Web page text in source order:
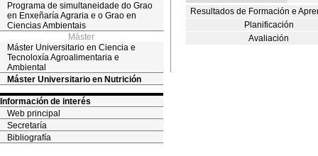
Programa de simultaneidade do Grao
en Enxeñaría Agraria e o Grao en
Ciencias Ambientais
Máster
Máster Universitario en Ciencia e
Tecnoloxía Agroalimentaria e
Ambiental
Máster Universitario en Nutrición
Información de interés
Web principal
Secretaría
Bibliografía
Resultados de Formación e
Planificación
Avaliación